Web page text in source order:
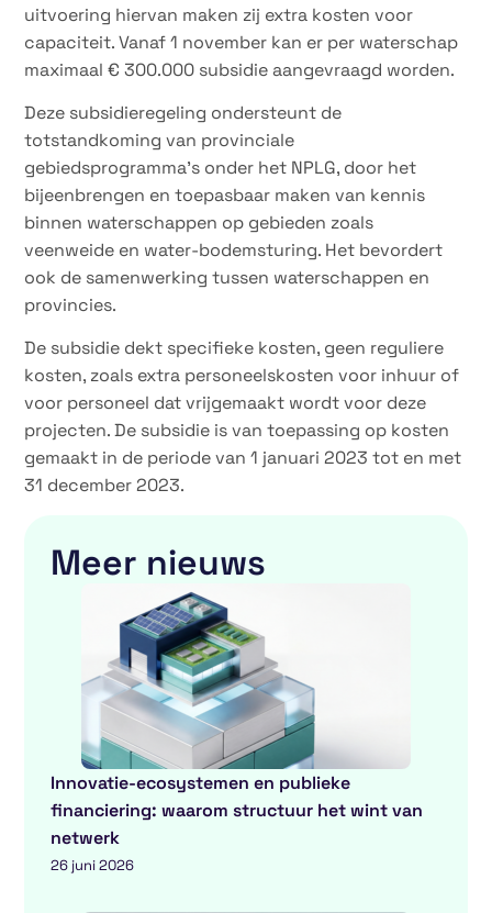
uitvoering hiervan maken zij extra kosten voor
capaciteit. Vanaf 1 november kan er per waterschap
maximaal € 300.000 subsidie aangevraagd worden.
Deze subsidieregeling ondersteunt de
totstandkoming van provinciale
gebiedsprogramma’s onder het NPLG, door het
bijeenbrengen en toepasbaar maken van kennis
binnen waterschappen op gebieden zoals
veenweide en water-bodemsturing. Het bevordert
ook de samenwerking tussen waterschappen en
provincies.
De subsidie dekt specifieke kosten, geen reguliere
kosten, zoals extra personeelskosten voor inhuur of
voor personeel dat vrijgemaakt wordt voor deze
projecten. De subsidie is van toepassing op kosten
gemaakt in de periode van 1 januari 2023 tot en met
31 december 2023.
Meer nieuws
Innovatie-ecosystemen en publieke
financiering: waarom structuur het wint van
netwerk
26 juni 2026